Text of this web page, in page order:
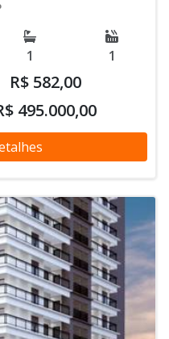
1 1
R$ 582,00
495.000,00